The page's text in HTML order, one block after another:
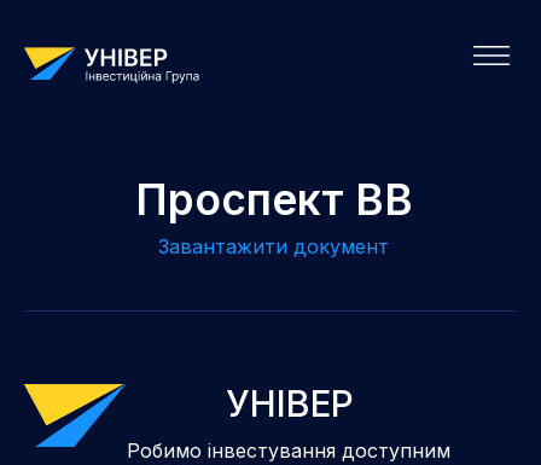
Проспект ВВ
Завантажити документ
УНІВЕР
Робимо інвестування доступним